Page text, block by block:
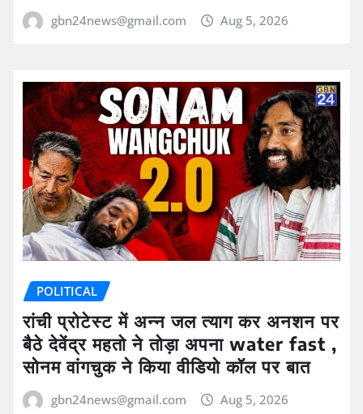
gbn24news@gmail.com Aug 5, 2026
POLITICAL
रांची प्रोटेस्ट में अन्न जल त्याग कर अनशन पर
बैठे देवेंद्र महतो ने तोड़ा अपना water fast ,
सोनम वांगचुक ने किया वीडियो कॉल पर बात
gbn24news@gmail.com Aug 5, 2026